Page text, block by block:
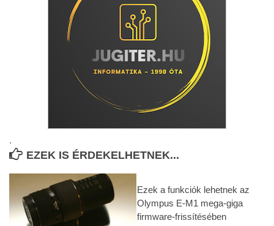
.
EZEK IS ÉRDEKELHETNEK...
Ezek a funkciók lehetnek az
Olympus E-M1 mega-giga
firmware-frissítésében